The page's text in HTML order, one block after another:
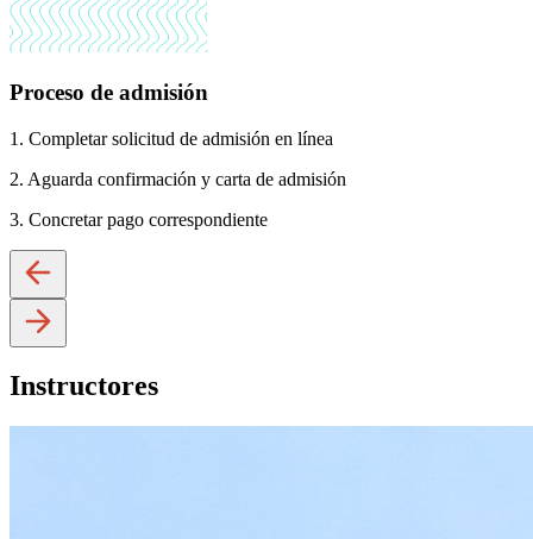
Proceso de admisión
1. Completar solicitud de admisión en línea
2. Aguarda confirmación y carta de admisión
3. Concretar pago correspondiente
Instructores